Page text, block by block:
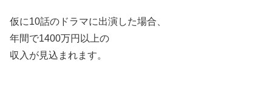
仮に10話のドラマに出演した場合、
年間で1400万円以上の
収入が見込まれます。